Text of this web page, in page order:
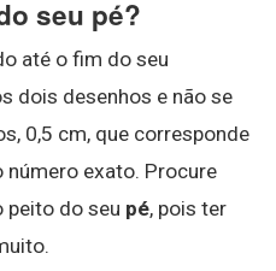
seu pé?
até o fim do seu
dois desenhos e não se
0,5 cm, que corresponde
número exato. Procure
peito do seu pé, pois ter